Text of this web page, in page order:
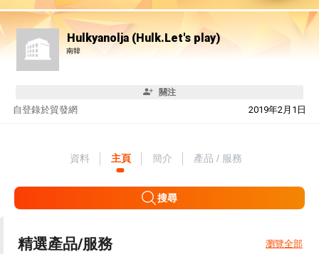
Hulkyanolja (Hulk.Let's play)
南韓
關注
自 2019年2月1日
登錄於貿發網
資料 主頁 簡介 產品 / 服務
搜尋
精選產品/服務 瀏覽全部